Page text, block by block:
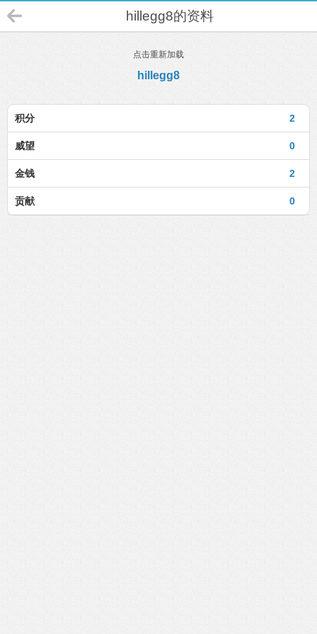
hillegg8的资料
点击重新加载
hillegg8
2
积分
0
威望
2
金钱
0
贡献